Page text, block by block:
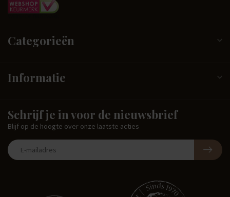
Categorieën
Informatie
Schrijf je in voor de nieuwsbrief
Blijf op de hoogte over onze laatste acties